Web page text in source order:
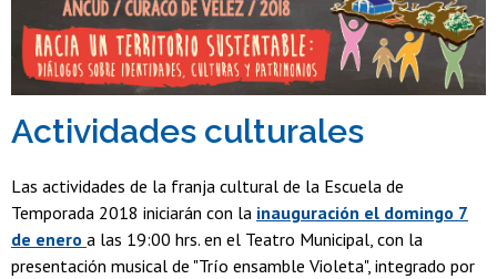
Actividades culturales
Las actividades de la franja cultural de la Escuela de
Temporada 2018 iniciarán con la inauguración el domingo 7
de enero a las 19:00 hrs. en el Teatro Municipal, con la
presentación musical de "Trío ensamble Violeta", integrado por